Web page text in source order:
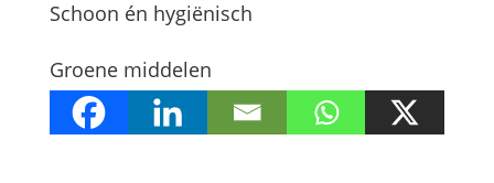
Schoon én hygiënisch
Groene middelen